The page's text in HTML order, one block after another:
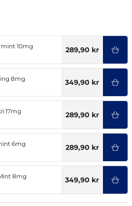
10mg
289,90 kr
8mg
349,90 kr
XQS The Menthol 17mg
289,90 kr
6mg
289,90 kr
8mg
349,90 kr